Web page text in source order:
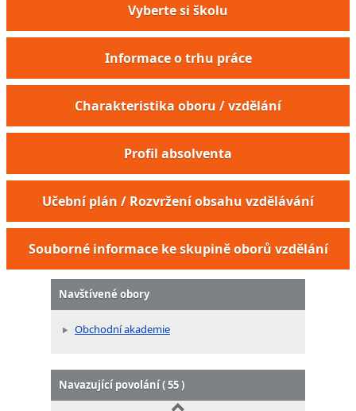
Vyberte si školu
Informace o trhu práce
Charakteristika oboru / vzdělání
Profil absolventa
Učební plán / Rozvržení obsahu vzdělávání
Souborné informace ke skupině oborů vzdělání
Navštívené obory
Obchodní akademie
Navazující povolání ( 55 )
Administrátor pohřebiště